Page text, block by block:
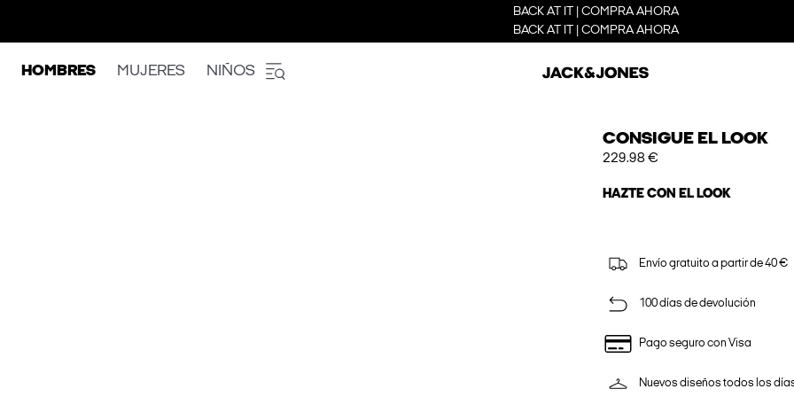
BACK AT IT | COMPRA AHORA
BACK AT IT | COMPRA AHORA
HOMBRES MUJERES NIÑOS
CONSIGUE EL LOOK
229.98 €
HAZTE CON EL LOOK
Envío gratuito a partir de 40 €
100 días de devolución
Pago seguro con Visa
Nuevos diseños todos los